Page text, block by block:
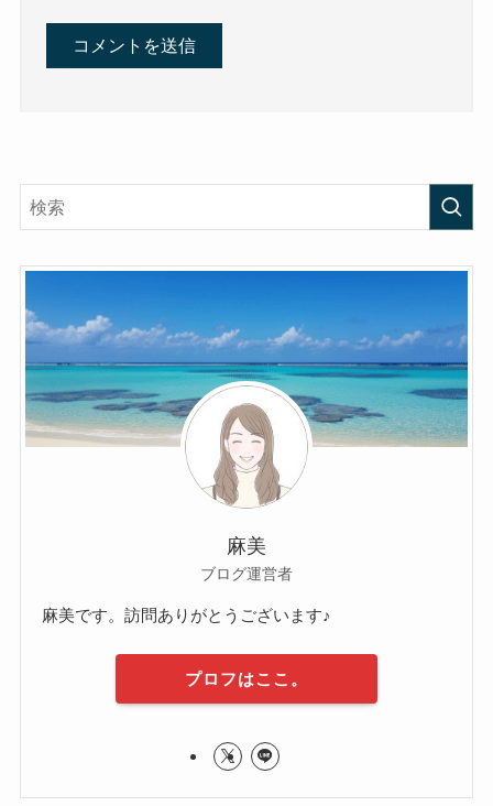
麻美
ブログ運営者
麻美です。訪問ありがとうございます♪
プロフはここ。